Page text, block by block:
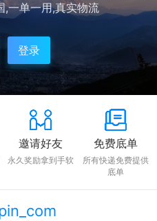
,一单一用,真实物流
登录
邀请好友
永久奖励拿到手软
免费底单
所有快递免费提供
底单